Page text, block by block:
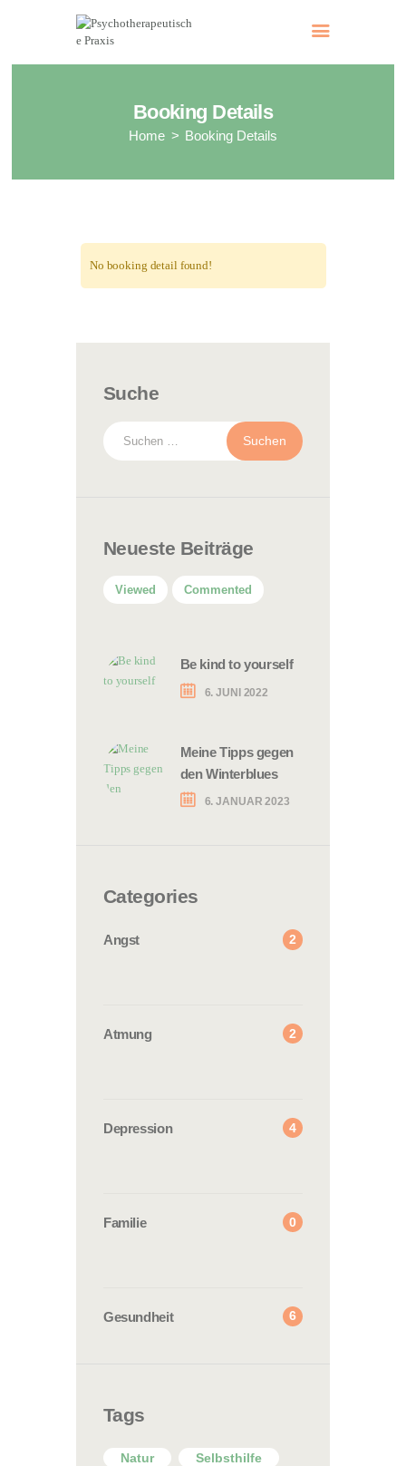
Booking Details
Home Booking Details
Psychotherapeutische Praxis
No booking detail found!
Suche
Suchen
nach:
Neueste Beiträge
Viewed Commented
Be kind to yourself
6. JUNI 2022
Meine Tipps gegen
den Winterblues
6. JANUAR 2023
Categories
Angst 2
Atmung 2
Depression 4
Familie 0
Gesundheit 6
Tags
Natur
Selbsthilfe